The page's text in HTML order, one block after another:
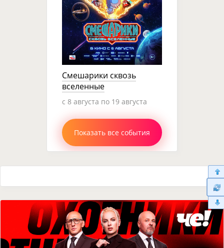
Смешарики сквозь
вселенные
c 8 августа по 19 августа
Показать все события